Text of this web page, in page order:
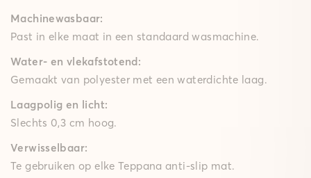
Machinewasbaar:
Past in elke maat in een standaard wasmachine.
Water- en vlekafstotend:
Gemaakt van polyester met een waterdichte laag.
Laagpolig en licht:
Slechts 0,3 cm hoog.
Verwisselbaar:
Te gebruiken op elke Teppana anti-slip mat.